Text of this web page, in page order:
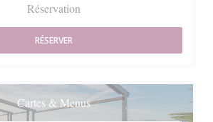
Réservation
RÉSERVER
Cartes & Menus